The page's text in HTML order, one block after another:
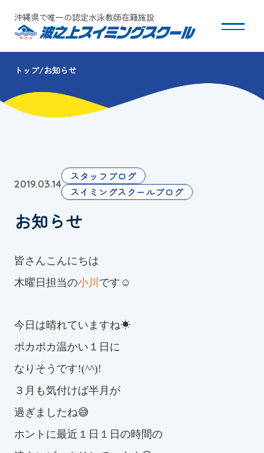
沖縄県で唯一の認定水泳教師在籍施設
スクールについて
コース・クラス紹介
団体会員募集
保護者の方へ
採用情報
お知らせ
カレンダー
波スイタイムズ
お問い合わせ
Tel.098-863-7264
トップ お知らせ
2019.03.14
スタッフブログ
スイミングスクールブログ
お知らせ
皆さんこんにちは
木曜日担当の小川 です☺
今日は晴れていますね☀
ポカポカ温かい１日に
なりそうです!(^^)!
３月も気付けば半月が
過ぎましたね😅
ホントに最近１日１日の時間の